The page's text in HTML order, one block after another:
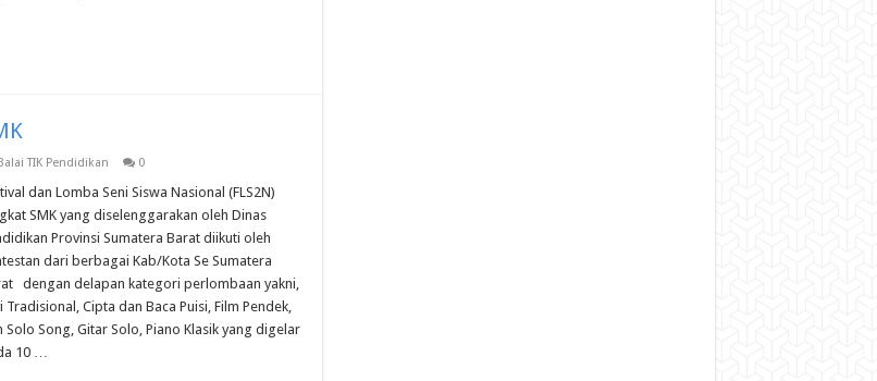
TIK Pendidikan 0
dan Lomba Seni Siswa Nasional (FLS2N)
SMK yang diselenggarakan oleh Dinas
Provinsi Sumatera Barat diikuti oleh
dari berbagai Kab/Kota Se Sumatera
dengan delapan kategori perlombaan yakni,
Tradisional, Cipta dan Baca Puisi, Film Pendek,
Solo Song, Gitar Solo, Piano Klasik yang digelar
10 …